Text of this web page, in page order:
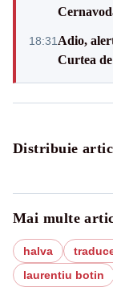
18:31 Adio,
Curtea
Distribuie
Mai multe
halva
laurentiu botin